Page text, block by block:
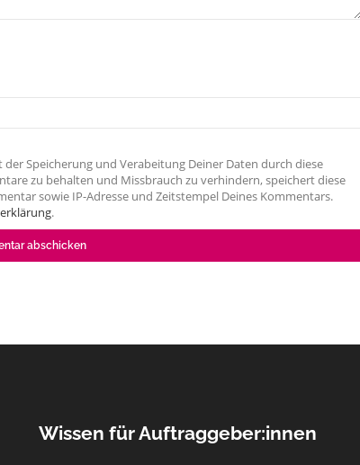
Speicherung und Verabeitung Deiner Daten durch diese
zu behalten und Missbrauch zu verhindern, speichert diese
sowie IP-Adresse und Zeitstempel Deines Kommentars.
.
Wissen für Auftraggeber:innen